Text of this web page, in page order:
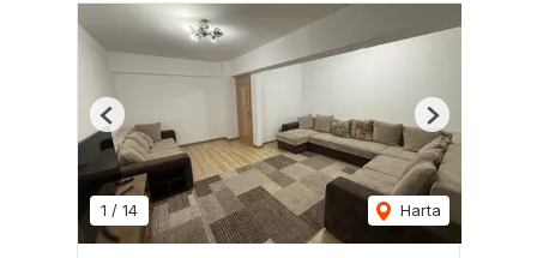
1 / 14 Harta
Previous Next